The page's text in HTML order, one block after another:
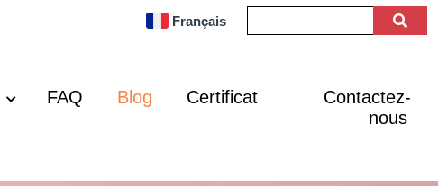
Français
FAQ Blog Certificat
Contactez-
nous